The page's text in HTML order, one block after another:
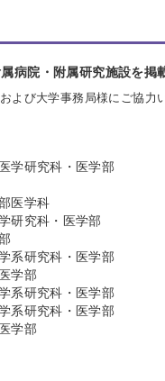
病院・附属研究施設を掲
よび大学事務局様にご協
学研究科・医学部
医学科
研究科・医学部
系研究科・医学部
学部
系研究科・医学部
系研究科・医学部
学部